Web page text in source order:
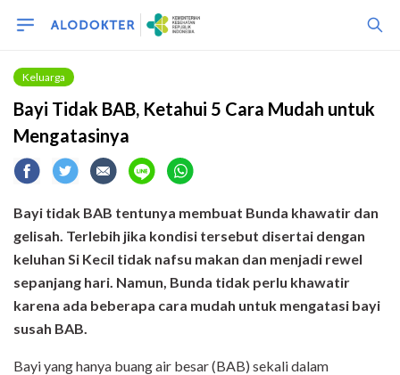
Keluarga
Bayi Tidak BAB, Ketahui 5 Cara Mudah untuk
Mengatasinya
Bayi tidak BAB tentunya membuat Bunda khawatir dan
gelisah. Terlebih jika kondisi tersebut disertai dengan
keluhan Si Kecil tidak nafsu makan dan menjadi rewel
sepanjang hari. Namun, Bunda tidak perlu khawatir
karena ada beberapa cara mudah untuk mengatasi bayi
susah BAB.
Bayi yang hanya buang air besar (BAB) sekali dalam